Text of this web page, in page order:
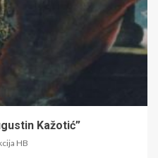
Kažotić”
HB